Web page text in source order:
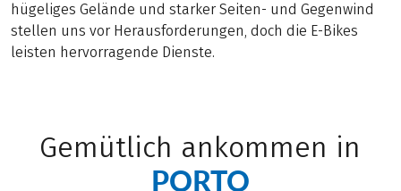
hügeliges Gelände und starker Seiten- und Gegenwind
stellen uns vor Herausforderungen, doch die E-Bikes
leisten hervorragende Dienste.
Gemütlich ankommen in
PORTO